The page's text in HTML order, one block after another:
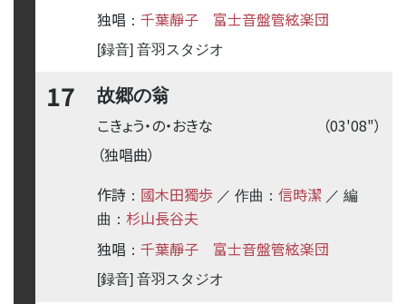
独唱 ： 千葉靜子 富士音盤管絃楽団
[録音] 音羽スタジオ
17 故郷の翁
（03'08"）
こきょう・の・おきな
（独唱曲）
作詩 ： 國木田獨歩 ／ 作曲： 信時潔 ／ 編
曲： 杉山長谷夫
独唱 ： 千葉靜子 富士音盤管絃楽団
[録音] 音羽スタジオ